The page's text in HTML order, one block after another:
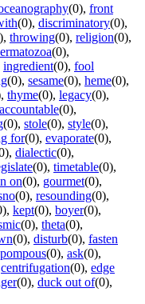
(0), front
(0), discriminatory(0),
, throwing(0), religion(0),
(0),
ingredient(0), fool
(0), sesame(0), heme(0),
, thyme(0), legacy(0),
accountable(0),
(0), stole(0), style(0),
for(0), evaporate(0),
, dialectic(0),
(0), timetable(0),
on(0), gourmet(0),
(0), resounding(0),
, kept(0), boyer(0),
(0), theta(0),
(0), disturb(0), fasten
pompous(0), ask(0),
centrifugation(0), edge
(0), duck out of(0),